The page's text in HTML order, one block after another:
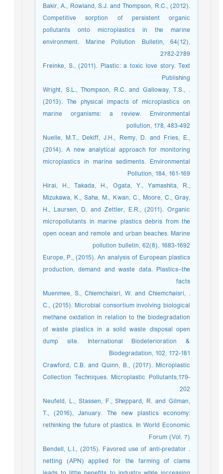
Bakir, A., Rowland, S.J. and Thompson, R.C., (2012).
Competitive sorption of persistent organic
pollutants onto microplastics in the marine
environment. Marine Pollution Bulletin, 64(12),
2782-2789
Freinke, S., (2011). Plastic: a toxic love story. Text
Publishing
. Wright, S.L., Thompson, R.C. and Galloway, T.S.,
(2013). The physical impacts of microplastics on
marine organisms: a review. Environmental
pollution, 178, 483-492
Nuelle, M.T., Dekiff, J.H., Remy, D. and Fries, E.,
(2014). A new analytical approach for monitoring
microplastics in marine sediments. Environmental
Pollution, 184, 161-169
Hirai, H., Takada, H., Ogata, Y., Yamashita, R.,
Mizukawa, K., Saha, M., Kwan, C., Moore, C., Gray,
H., Laursen, D. and Zettler, E.R., (2011). Organic
micropollutants in marine plastics debris from the
open ocean and remote and urban beaches. Marine
pollution bulletin, 62(8), 1683-1692
Europe, P., (2015). An analysis of European plastics
production, demand and waste data. Plastics–the
facts
. Muenmee, S., Chiemchaisri, W. and Chiemchaisri,
C., (2015). Microbial consortium involving biological
methane oxidation in relation to the biodegradation
of waste plastics in a solid waste disposal open
dump site. International Biodeterioration &
Biodegradation, 102, 172-181
Crawford, C.B. and Quinn, B., (2017). Microplastic
Collection Techniques. Microplastic Pollutants,179-
202
Neufeld, L., Stassen, F., Sheppard, R. and Gilman,
T., (2016), January. The new plastics economy:
rethinking the future of plastics. In World Economic
Forum (Vol. 7)
. Bendell, L.I., (2015). Favored use of anti-predator
netting (APN) applied for the farming of clams